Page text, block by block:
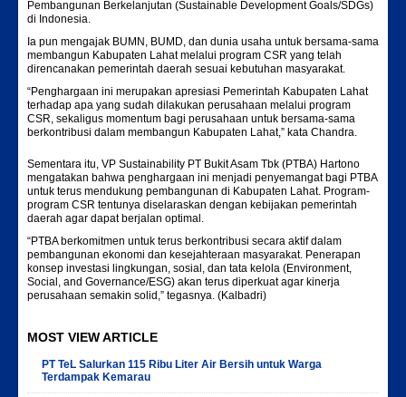
Pembangunan Berkelanjutan (Sustainable Development Goals/SDGs)
di Indonesia.
Ia pun mengajak BUMN, BUMD, dan dunia usaha untuk bersama-sama
membangun Kabupaten Lahat melalui program CSR yang telah
direncanakan pemerintah daerah sesuai kebutuhan masyarakat.
“Penghargaan ini merupakan apresiasi Pemerintah Kabupaten Lahat
terhadap apa yang sudah dilakukan perusahaan melalui program
CSR, sekaligus momentum bagi perusahaan untuk bersama-sama
berkontribusi dalam membangun Kabupaten Lahat,” kata Chandra.
Sementara itu, VP Sustainability PT Bukit Asam Tbk (PTBA) Hartono
mengatakan bahwa penghargaan ini menjadi penyemangat bagi PTBA
untuk terus mendukung pembangunan di Kabupaten Lahat. Program-
program CSR tentunya diselaraskan dengan kebijakan pemerintah
daerah agar dapat berjalan optimal.
“PTBA berkomitmen untuk terus berkontribusi secara aktif dalam
pembangunan ekonomi dan kesejahteraan masyarakat. Penerapan
konsep investasi lingkungan, sosial, dan tata kelola (Environment,
Social, and Governance/ESG) akan terus diperkuat agar kinerja
perusahaan semakin solid,” tegasnya. (Kalbadri)
MOST VIEW ARTICLE
PT TeL Salurkan 115 Ribu Liter Air Bersih untuk Warga
Terdampak Kemarau